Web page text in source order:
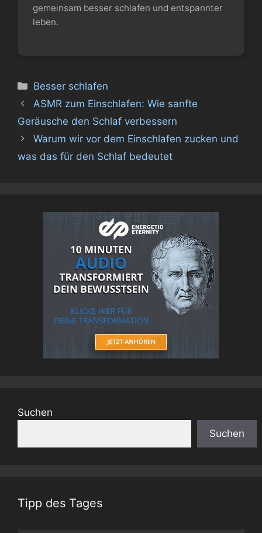
gemeinsam besser schlafen und entspannter
leben.
Kategorien
Besser schlafen
ASMR zum Einschlafen: Wie sanfte
Geräusche den Schlaf verbessern
Warum wir vor dem Einschlafen zucken und
was das für den Schlaf bedeutet
Suchen
Suchen
Tipp des Tages